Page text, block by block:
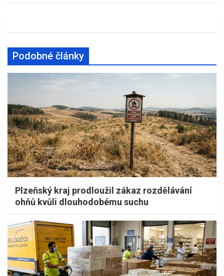
Podobné články
Plzeňský kraj prodloužil zákaz rozdělávání
ohňů kvůli dlouhodobému suchu